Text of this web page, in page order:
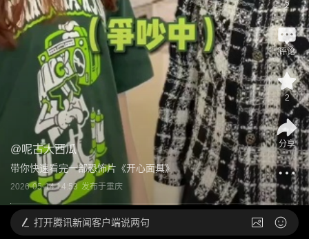
@呢古大西瓜
带你快速看完一部恐怖片《开心面具》
2026-05-14 14:53 发布于重庆
2
评论
2
分享
打开腾讯新闻客户端说两句